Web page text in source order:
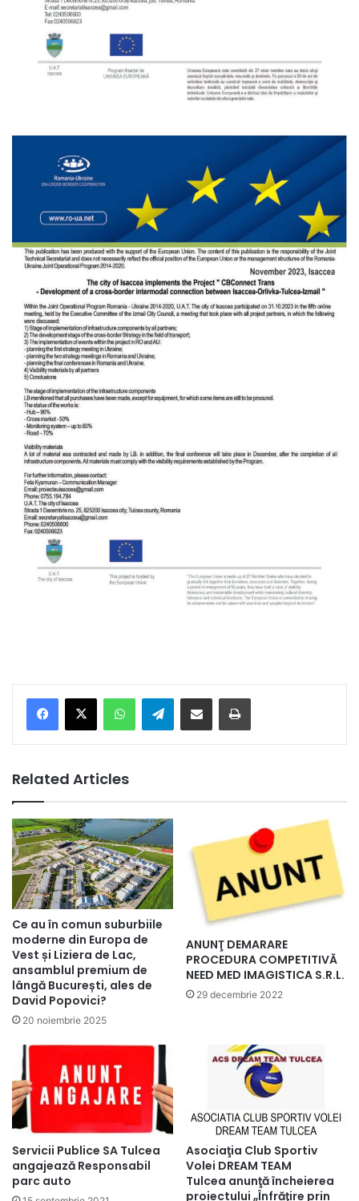
Telegram
Related Articles
Ce au în comun suburbiile
moderne din Europa de
Vest și Liziera de Lac,
ansamblul premium de
lângă București, ales de
David Popovici?
20 noiembrie 2025
ANUNŢ DEMARARE
PROCEDURA COMPETITIVĂ
NEED MED IMAGISTICA S.R.L.
29 decembrie 2022
Servicii Publice SA Tulcea
angajează Responsabil
parc auto
Asociaţia Club Sportiv
Volei DREAM TEAM
Tulcea anunţă încheierea
proiectului „Înfrăţire prin